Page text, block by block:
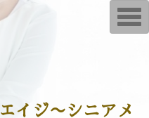
イジ〜シニアメ
T
o
g
i